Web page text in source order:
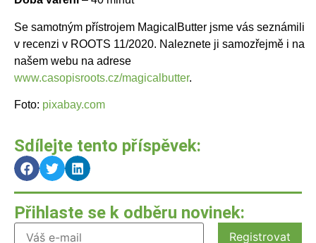
Se samotným přístrojem MagicalButter jsme vás seznámili
v recenzi v ROOTS 11/2020. Naleznete ji samozřejmě i na
našem webu na adrese
www.casopisroots.cz/magicalbutter.
Foto: pixabay.com
Sdílejte tento příspěvek:
Přihlaste se k odběru novinek: